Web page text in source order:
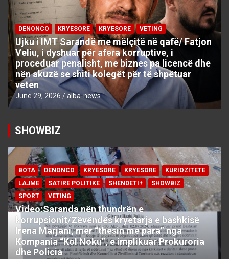
DENONCO KRYESORE KRYESORE VETING
Ujku i IMT Sarandë me mëlçitë në qafë/ Fatjon
Veliu, i dyshuar për afera korruptive, i
proceduar penalisht, me biznes pa licencë dhe
nën akuzë se shiti kolegët për të shpëtuar
veten
June 29, 2026 alba-news
SHOWBIZ
BOTA DENONCO KRYESORE KRYESORE
KURIOZITETE
LAJME
SATIRE POLITIKE SHENDETI+
SHOWBIZ
SPORT
VETING
Video:Saranda nën thundrën e
korrupsionit/Zëvëndës kryetarja e bashkisë
Irena Marjani, mer “thesin me para” nga
Kompania “Kol Noku”, e implikuar Prokuroria
dhe Policia